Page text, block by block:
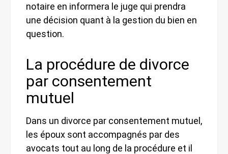
notaire en informera le juge qui prendra
une décision quant à la gestion du bien en
question.
La procédure de divorce
par consentement
mutuel
Dans un divorce par consentement mutuel,
les époux sont accompagnés par des
avocats tout au long de la procédure et il